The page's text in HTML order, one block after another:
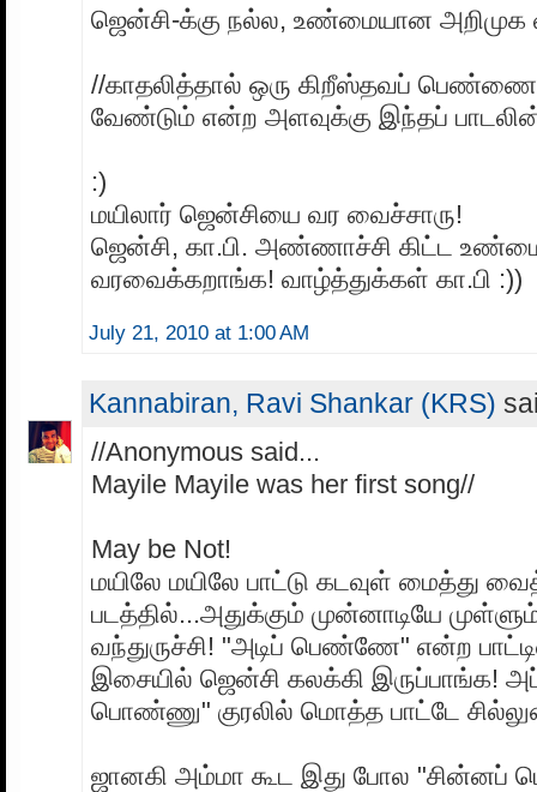
ஜென்சி-க்கு நல்ல, உண்மையான அறிமுக
//காதலித்தால் ஒரு கிறீஸ்தவப்
வேண்டும் என்ற அளவுக்கு இந்தப் பாடலின்
:)
மயிலார் ஜென்சியை வர வைச்சாரு!
ஜென்சி, கா.பி. அண்ணாச்சி கிட்ட
வரவைக்கறாங்க! வாழ்த்துக்கள் கா.பி :))
July 21, 2010 at 1:00 AM
Kannabiran, Ravi Shankar (KRS)
//Anonymous said...
Mayile Mayile was her first song//
May be Not!
மயிலே மயிலே பாட்டு கடவுள் மைத்து
படத்தில்...அதுக்கும் முன்னாடியே
வந்துருச்சி! "அடிப் பெண்ணே" என்ற
இசையில் ஜென்சி கலக்கி இருப்பாங்க!
பொண்ணு" குரலில் மொத்த பாட்டே
ஜானகி அம்மா கூட இது போல